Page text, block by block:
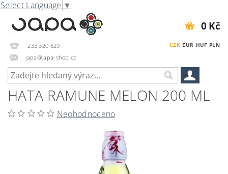
Select Language ▼
233 320 629
japa@japa-shop.cz
CZK EUR HUF PLN
0 Kč
HATA RAMUNE MELON 200 ML
Neohodnoceno